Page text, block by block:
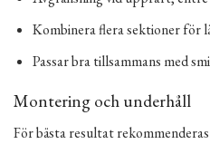
Kombinera flera sektioner för
Passar bra tillsammans med
Montering och underhåll
För bästa resultat